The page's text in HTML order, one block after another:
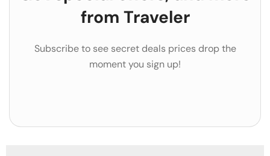
from Traveler
Subscribe to see secret deals prices drop the
moment you sign up!